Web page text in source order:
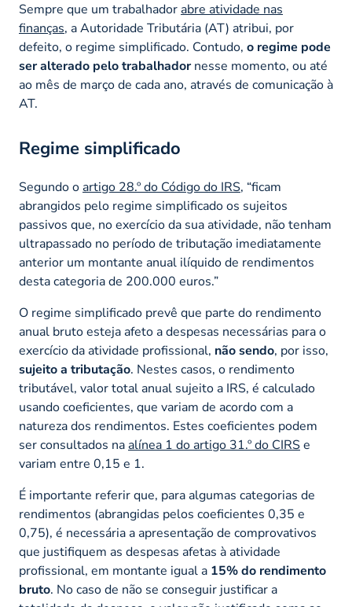
Sempre que um trabalhador abre atividade nas
finanças, a Autoridade Tributária (AT) atribui, por
defeito, o regime simplificado. Contudo, o regime pode
ser alterado pelo trabalhadornesse momento, ou até
ao mês de março de cada ano, através de comunicação à
AT.
Regime simplificado
Segundo o artigo 28.º do Código do IRS, “ficam
abrangidos pelo regime simplificado os sujeitos
passivos que, no exercício da sua atividade, não tenham
ultrapassado no período de tributação imediatamente
anterior um montante anual ilíquido de rendimentos
desta categoria de 200.000 euros.”
O regime simplificado prevê que parte do rendimento
anual bruto esteja afeto a despesas necessárias para o
exercício da atividade profissional, não sendo, por isso,
sujeito a tributação. Nestes casos, o rendimento
tributável, valor total anual sujeito a IRS, é calculado
usando coeficientes, que variam de acordo com a
natureza dos rendimentos. Estes coeficientes podem
ser consultados na alínea 1 do artigo 31.º do CIRSe
variam entre 0,15 e 1.
É importante referir que, para algumas categorias de
rendimentos (abrangidas pelos coeficientes 0,35 e
0,75), é necessária a apresentação de comprovativos
que justifiquem as despesas afetas à atividade
profissional, em montante igual a 15% do rendimento
bruto. No caso de não se conseguir justificar a